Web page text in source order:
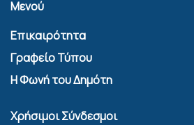
Μενού
Επικαιρότητα
Γραφείο Τύπου
Η Φωνή του Δημότη
Χρήσιμοι Σύνδεσμοι